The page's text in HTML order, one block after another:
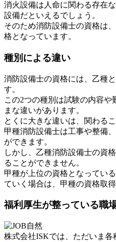
消火設備は人命に関わる存在
設備だといえるでしょう。
そのため消防設備士の資格は
格となっています。
種別による違い
消防設備士の資格には、乙種
す。
この2つの種別は試験の内容
まな違いがあります。
とくに大きな違いは、関わる
甲種消防設備士は工事や整備
ができます。
しかし、乙種消防設備士の資
ることができません。
甲種が上位の資格となってい
ていく場合は、甲種の資格取
福利厚生が整っている職
株式会社ISKでは、ただいま